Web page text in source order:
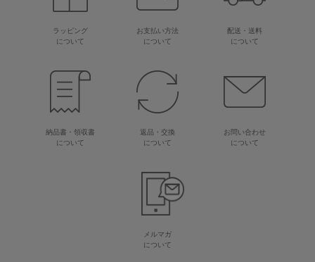
ラッピング
について
お支払い方法
について
配送・送料
について
納品書・領収書
について
返品・交換
について
お問い合わせ
について
メルマガ
について